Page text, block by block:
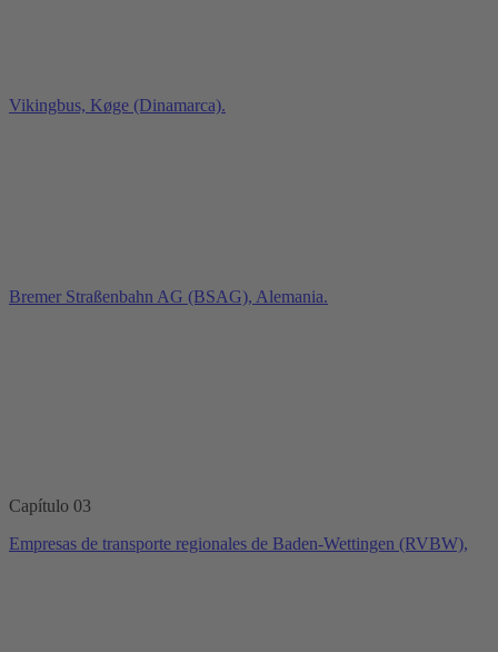
Vikingbus, Køge (Dinamarca).
Bremer Straßenbahn AG (BSAG), Alemania.
Capítulo 03
Empresas de transporte regionales de Baden-Wettingen (RVBW),